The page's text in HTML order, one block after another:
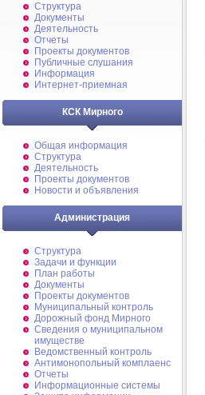
Структура
Документы
Деятельность
Отчеты
Проекты документов
Публичные слушания
Информация
Интернет-приемная
КСК Мирного
Общая информация
Структура
Деятельность
Проекты документов
Новости и объявления
Администрация
Структура
Задачи и функции
План работы
Документы
Проекты документов
Муниципальный контроль
Дорожный фонд Мирного
Cведения о муниципальном
имуществе
Ведомственный контроль
Антимонопольный комплаенс
Отчеты
Информационные системы